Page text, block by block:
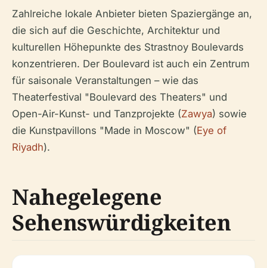
Zahlreiche lokale Anbieter bieten Spaziergänge an,
die sich auf die Geschichte, Architektur und
kulturellen Höhepunkte des Strastnoy Boulevards
konzentrieren. Der Boulevard ist auch ein Zentrum
für saisonale Veranstaltungen – wie das
Theaterfestival "Boulevard des Theaters" und
Open-Air-Kunst- und Tanzprojekte (Zawya) sowie
die Kunstpavillons "Made in Moscow" (Eye of
Riyadh).
Nahegelegene
Sehenswürdigkeiten